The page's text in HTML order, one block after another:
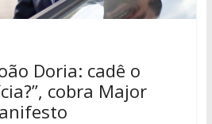
Doria: cadê o
cobra Major